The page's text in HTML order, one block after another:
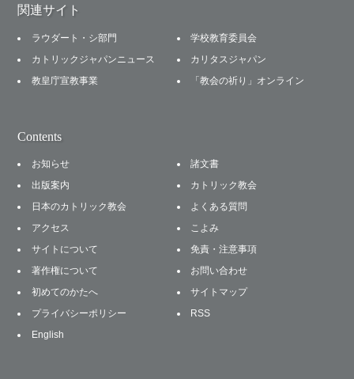
関連サイト
ラウダート・シ部門
学校教育委員会
カトリックジャパンニュース
カリタスジャパン
教皇庁宣教事業
「教会の祈り」オンライン
Contents
お知らせ
諸文書
出版案内
カトリック教会
日本のカトリック教会
よくある質問
アクセス
こよみ
サイトについて
免責・注意事項
著作権について
お問い合わせ
初めてのかたへ
サイトマップ
プライバシーポリシー
RSS
English